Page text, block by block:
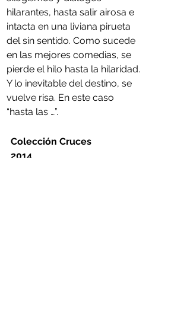
hilarantes, hasta salir airosa e
intacta en una liviana pirueta
del sin sentido. Como sucede
en las mejores comedias, se
pierde el hilo hasta la hilaridad.
Y lo inevitable del destino, se
vuelve risa. En este caso
“hasta las …”.
Colección Cruces
2014